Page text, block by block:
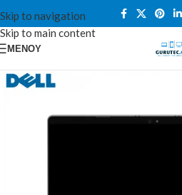
Skip to navigation
Skip to main content
ΜΕΝΟΎ